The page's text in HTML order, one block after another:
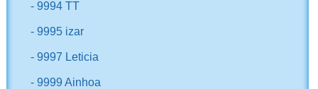
- 9994 TT
- 9995 izar
- 9997 Leticia
- 9999 Ainhoa